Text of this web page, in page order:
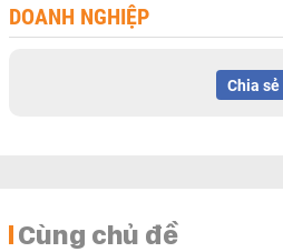
DOANH NGHIỆP
Chia sẻ
Cùng chủ đề